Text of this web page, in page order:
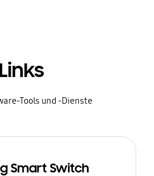
Links
Tools und -Dienste
Smart Switch